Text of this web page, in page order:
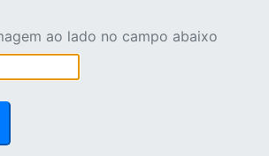
ao lado no campo abaixo